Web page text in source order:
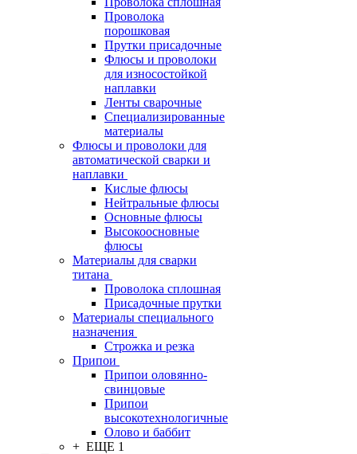
Проволока
порошковая
Прутки присадочные
Флюсы и проволоки
для износостойкой
наплавки
Ленты сварочные
Специализированные
материалы
Флюсы и проволоки для
автоматической сварки и
наплавки
Кислые флюсы
Нейтральные флюсы
Основные флюсы
Высокоосновные
флюсы
Материалы для сварки
титана
Проволока сплошная
Присадочные прутки
Материалы специального
назначения
Строжка и резка
Припои
Припои оловянно-
свинцовые
Припои
высокотехнологичные
Олово и баббит
+ ЕЩЕ 1